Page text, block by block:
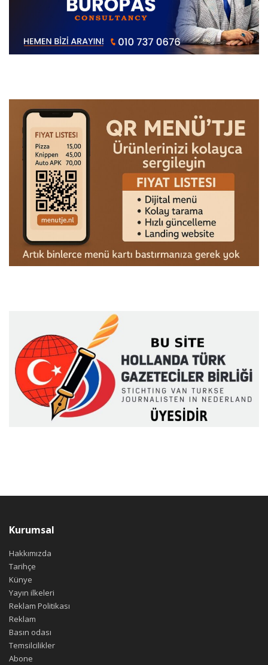
Kurumsal
Hakkımızda
Tarihçe
Künye
Yayın ilkeleri
Reklam Politikası
Reklam
Basın odası
Temsilcilikler
Abone